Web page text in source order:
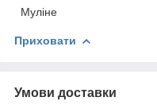
Муліне
Приховати
Умови доставки